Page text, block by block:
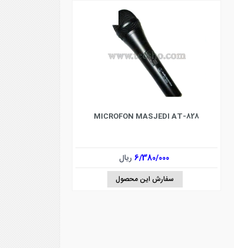
MICROFON MASJEDI AT-828
6/380/000 ریال
سفارش این محصول